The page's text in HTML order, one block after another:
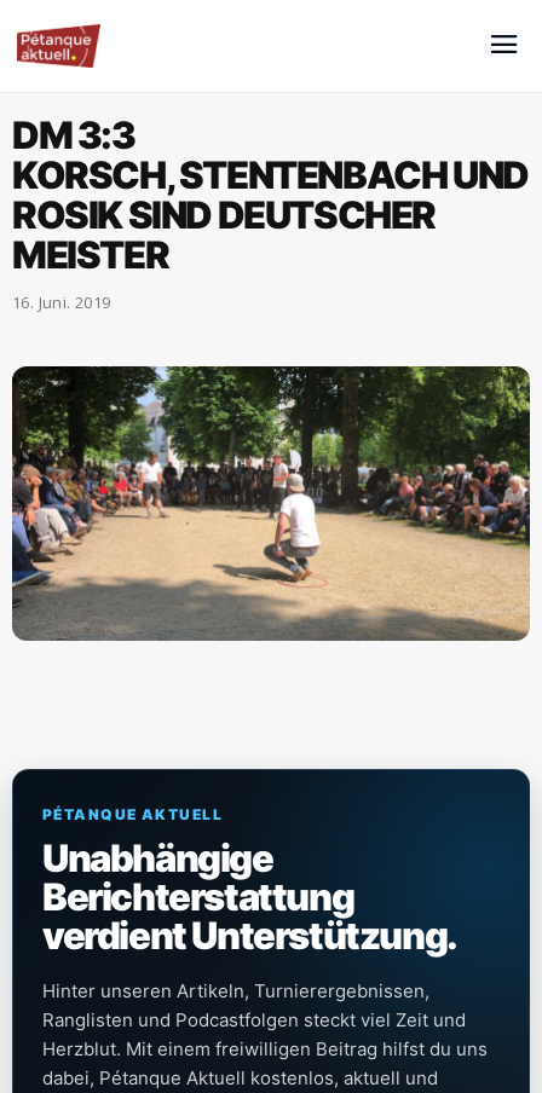
DM 3:3
KORSCH, STENTENBACH UND
ROSIK SIND DEUTSCHER
MEISTER
16. Juni. 2019
PÉTANQUE AKTUELL
Unabhängige
Berichterstattung
verdient Unterstützung.
Hinter unseren Artikeln, Turnierergebnissen,
Ranglisten und Podcastfolgen steckt viel Zeit und
Herzblut. Mit einem freiwilligen Beitrag hilfst du uns
dabei, Pétanque Aktuell kostenlos, aktuell und